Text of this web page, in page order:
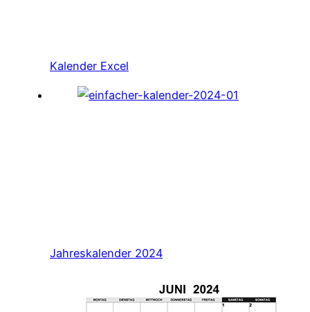
Kalender Excel
Jahreskalender 2024